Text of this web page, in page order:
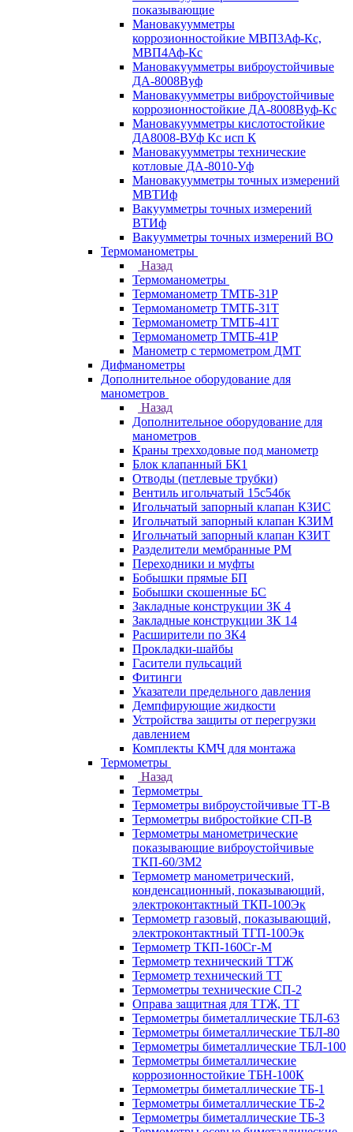
показывающие
Мановакуумметры
коррозионностойкие МВП3Аф-Кс,
МВП4Аф-Кс
Мановакуумметры виброустойчивые
ДА-8008Вуф
Мановакуумметры виброустойчивые
коррозионностойкие ДА-8008Вуф-Кс
Мановакуумметры кислотостойкие
ДА8008-ВУф Кс исп К
Мановакуумметры технические
котловые ДА-8010-Уф
Мановакуумметры точных измерений
МВТИф
Вакуумметры точных измерений
ВТИф
Вакуумметры точных измерений ВО
Термоманометры
Назад
Термоманометры
Термоманометр ТМТБ-31Р
Термоманометр ТМТБ-31Т
Термоманометр ТМТБ-41Т
Термоманометр ТМТБ-41Р
Манометр с термометром ДМТ
Дифманометры
Дополнительное оборудование для
манометров
Назад
Дополнительное оборудование для
манометров
Краны трехходовые под манометр
Блок клапанный БК1
Отводы (петлевые трубки)
Вентиль игольчатый 15с54бк
Игольчатый запорный клапан КЗИС
Игольчатый запорный клапан КЗИМ
Игольчатый запорный клапан КЗИТ
Разделители мембранные РМ
Переходники и муфты
Бобышки прямые БП
Бобышки скошенные БС
Закладные конструкции ЗК 4
Закладные конструкции ЗК 14
Расширители по ЗК4
Прокладки-шайбы
Гасители пульсаций
Фитинги
Указатели предельного давления
Демпфирующие жидкости
Устройства защиты от перегрузки
давлением
Комплекты КМЧ для монтажа
Термометры
Назад
Термометры
Термометры виброустойчивые ТТ-В
Термометры вибростойкие СП-В
Термометры манометрические
показывающие виброустойчивые
ТКП-60/3М2
Термометр манометрический,
конденсационный, показывающий,
электроконтактный ТКП-100Эк
Термометр газовый, показывающий,
электроконтактный ТГП-100Эк
Термометр ТКП-160Сг-М
Термометр технический ТТЖ
Термометр технический ТТ
Термометры технические СП-2
Оправа защитная для ТТЖ, ТТ
Термометры биметаллические ТБЛ-63
Термометры биметаллические ТБЛ-80
Термометры биметаллические ТБЛ-100
Термометры биметаллические
коррозионностойкие ТБН-100К
Термометры биметаллические ТБ-1
Термометры биметаллические ТБ-2
Термометры биметаллические ТБ-3